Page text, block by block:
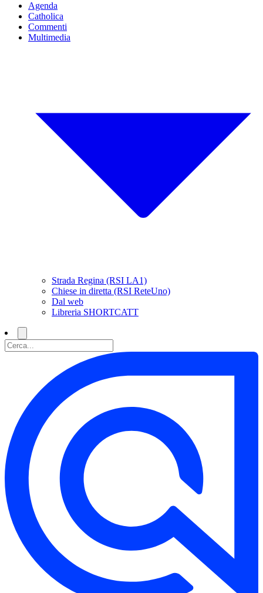
Agenda
Catholica
Commenti
Multimedia
Strada Regina (RSI LA1)
Chiese in diretta (RSI ReteUno)
Dal web
Libreria SHORTCATT